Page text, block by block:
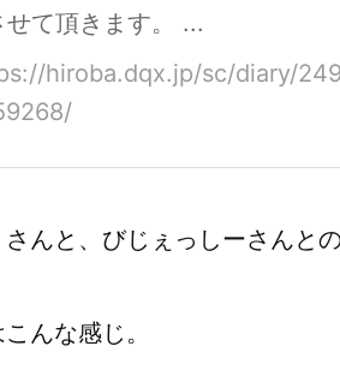
せて頂きます。 ...
hiroba.dqx.jp/sc/diary/
んと、びじぇっしーさんと
んな感じ。